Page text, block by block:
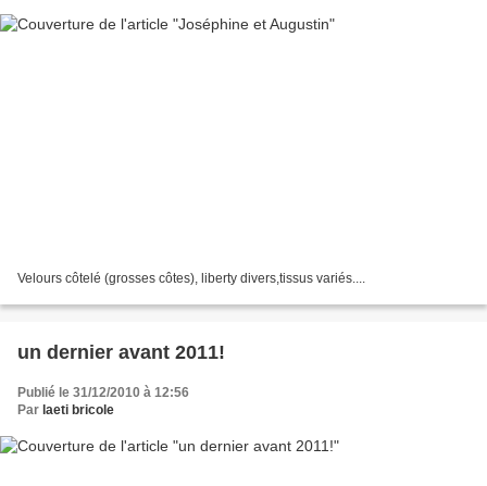
Velours côtelé (grosses côtes), liberty divers,tissus variés....
un dernier avant 2011!
Publié le 31/12/2010 à 12:56
Par laeti bricole